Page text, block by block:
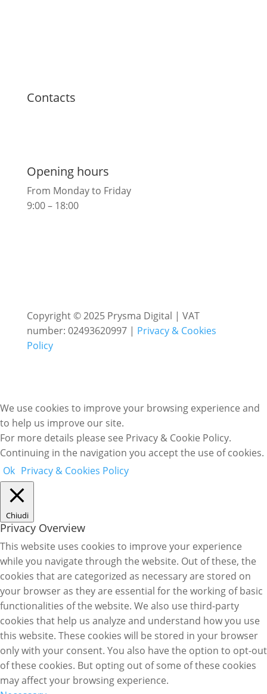
Contacts
Opening hours
From Monday to Friday
9:00 – 18:00
Copyright © 2025 Prysma Digital | VAT
number: 02493620997 | Privacy & Cookies
Policy
We use cookies to improve your browsing experience and
to help us improve our site.
For more details please see Privacy & Cookie Policy.
Continuing in the navigation you accept the use of cookies.
Ok Privacy & Cookies Policy
Chiudi
Privacy Overview
This website uses cookies to improve your experience
while you navigate through the website. Out of these, the
cookies that are categorized as necessary are stored on
your browser as they are essential for the working of basic
functionalities of the website. We also use third-party
cookies that help us analyze and understand how you use
this website. These cookies will be stored in your browser
only with your consent. You also have the option to opt-out
of these cookies. But opting out of some of these cookies
may affect your browsing experience.